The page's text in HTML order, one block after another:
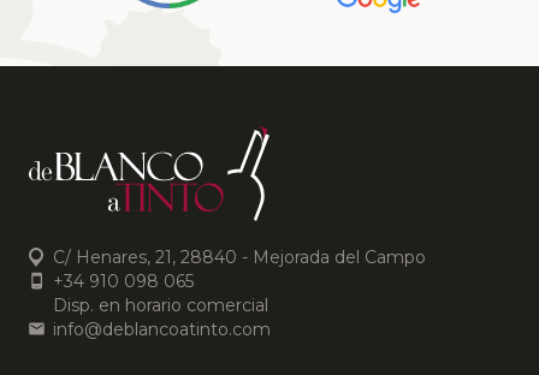
C/ Henares, 21, 28840 - Mejorada del Campo
+34 910 098 065
Disp. en horario comercial
info@deblancoatinto.com